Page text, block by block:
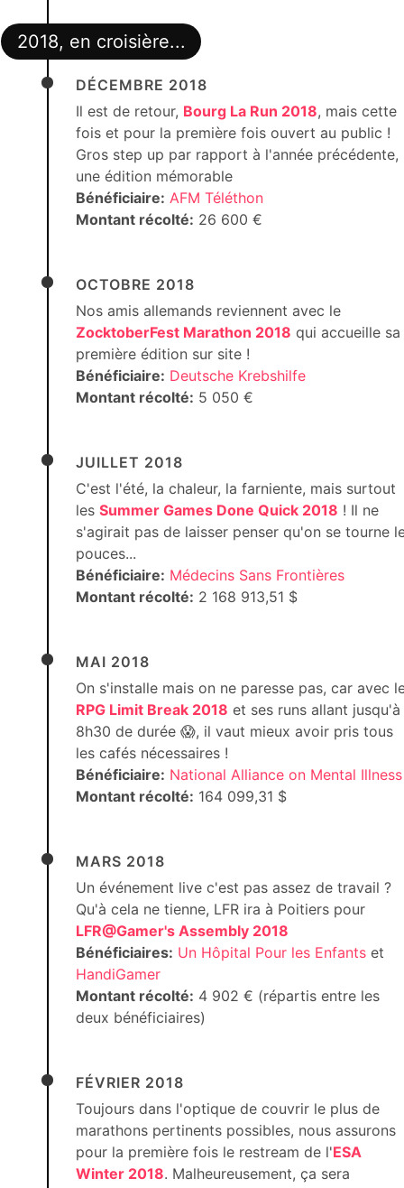
2018, en croisière...
DÉCEMBRE 2018
Il est de retour, Bourg La Run 2018, mais cette
fois et pour la première fois ouvert au public !
Gros step up par rapport à l'année précédente,
une édition mémorable
Bénéficiaire: AFM Téléthon
Montant récolté: 26 600 €
OCTOBRE 2018
Nos amis allemands reviennent avec le
ZocktoberFest Marathon 2018 qui accueille sa
première édition sur site !
Bénéficiaire: Deutsche Krebshilfe
Montant récolté: 5 050 €
JUILLET 2018
C'est l'été, la chaleur, la farniente, mais surtout
les Summer Games Done Quick 2018 ! Il ne
s'agirait pas de laisser penser qu'on se tourne
pouces...
Bénéficiaire: Médecins Sans Frontières
Montant récolté: 2 168 913,51 $
MAI 2018
On s'installe mais on ne paresse pas, car avec
RPG Limit Break 2018 et ses runs allant jusqu'à
8h30 de durée 😱, il vaut mieux avoir pris tous
les cafés nécessaires !
Bénéficiaire: National Alliance on Mental Illness
Montant récolté: 164 099,31 $
MARS 2018
Un événement live c'est pas assez de travail ?
Qu'à cela ne tienne, LFR ira à Poitiers pour
LFR@Gamer's Assembly 2018
Bénéficiaires: Un Hôpital Pour les Enfants et
HandiGamer
Montant récolté: 4 902 € (répartis entre les
deux bénéficiaires)
FÉVRIER 2018
Toujours dans l'optique de couvrir le plus de
marathons pertinents possibles, nous assurons
pour la première fois le restream de l'ESA
Winter 2018. Malheureusement, ça sera